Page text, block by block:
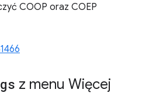
COOP oraz COEP
z menu Więcej